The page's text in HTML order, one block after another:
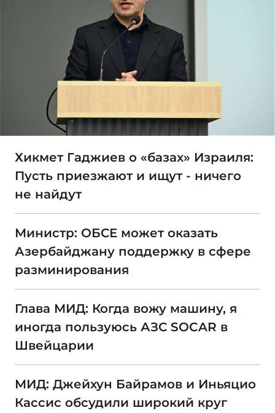
Хикмет Гаджиев о «базах» Израиля:
Пусть приезжают и ищут - ничего
не найдут
Министр: ОБСЕ может оказать
Азербайджану поддержку в сфере
разминирования
Глава МИД: Когда вожу машину, я
иногда пользуюсь АЗС SOCAR в
Швейцарии
МИД: Джейхун Байрамов и Иньяцио
Кассис обсудили широкий круг